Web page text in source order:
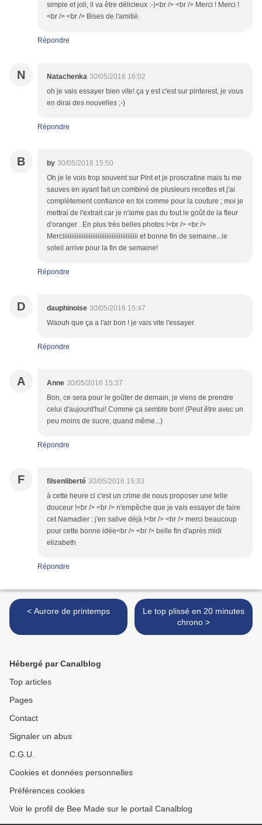
simple et joli, il va être délicieux :-)<br /> <br /> Merci ! Merci !
<br /> <br /> Bises de l'amitié.
Répondre
N Natachenka 30/05/2016 16:02
oh je vais essayer bien vite! ça y est c'est sur pinterest, je vous
en dirai des nouvelles ;-)
Répondre
B by 30/05/2016 15:50
Oh je le vois trop souvent sur Pint et je proscratine mais tu me
sauves en ayant fait un combiné de plusieurs recettes et j'ai
complètement confiance en toi comme pour la couture ; moi je
mettrai de l'extrait car je n'aime pas du tout le goût de la fleur
d'oranger . En plus très belles photos !<br /> <br />
Merciiiiiiiiiiiiiiiiiiiiiiiiiiiiiiiiiiiiiiiiiii et bonne fin de semaine...le
soleil arrive pour la fin de semaine!
Répondre
D dauphinoise 30/05/2016 15:47
Waouh que ça a l'air bon ! je vais vite l'essayer.
Répondre
A Anne 30/05/2016 15:37
Bon, ce sera pour le goûter de demain, je viens de prendre
celui d'aujourd'hui! Comme ça semble bon! (Peut être avec un
peu moins de sucre, quand même...)
Répondre
F filsenliberté 30/05/2016 15:33
à cette heure ci c'est un crime de nous proposer une telle
douceur !<br /> <br /> n'empêche que je vais essayer de faire
cet Namadier : j'en salive déjà !<br /> <br /> merci beaucoup
pour cette bonne idée<br /> <br /> belle fin d'après midi
elizabeth
Répondre
< Aurore de printemps
Le top plissé en 20 minutes
chrono >
Hébergé par Canalblog
Top articles
Pages
Contact
Signaler un abus
C.G.U.
Cookies et données personnelles
Préférences cookies
Voir le profil de Bee Made sur le portail Canalblog